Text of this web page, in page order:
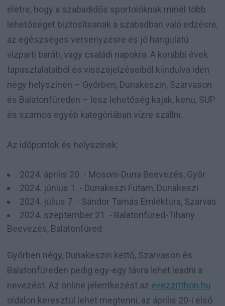
életre, hogy a szabadidős sportolóknak minél több
lehetőséget biztosítsanak a szabadban való edzésre,
az egészséges versenyzésre és jó hangulatú
vízparti baráti, vagy családi napokra. A korábbi évek
tapasztalataiból és visszajelzéseiből kiindulva idén
négy helyszínen – Győrben, Dunakeszin, Szarvason
és Balatonfüreden – lesz lehetőség kajak, kenu, SUP
és számos egyéb kategóriában vízre szállni.
Az időpontok és helyszínek:
2024. április 20. - Mosoni-Duna Beevezés, Győr
2024. június 1. - Dunakeszi Futam, Dunakeszi
2024. július 7. - Sándor Tamás Emléktúra, Szarvas
2024. szeptember 21. - Balatonfüred-Tihany
Beevezés, Balatonfüred
Győrben négy, Dunakeszin kettő, Szarvason és
Balatonfüreden pedig egy-egy távra lehet leadni a
nevezést. Az online jelentkezést az evezzitthon.hu
oldalon keresztül lehet megtenni, az április 20-i első